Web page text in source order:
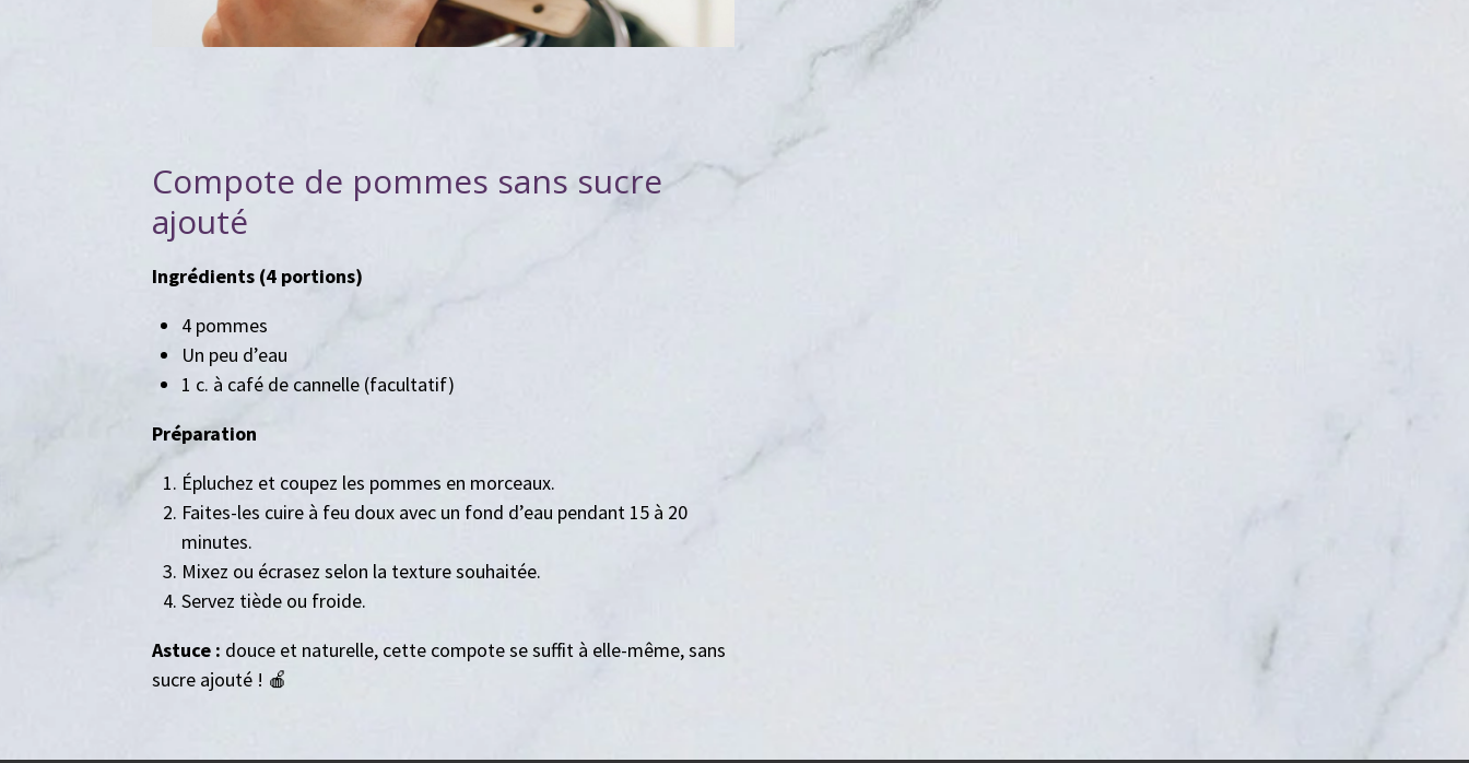
Compote de pommes sans sucre
ajouté
Ingrédients (4 portions)
4 pommes
Un peu d’eau
1 c. à café de cannelle (facultatif)
Préparation
Épluchez et coupez les pommes en morceaux.
Faites-les cuire à feu doux avec un fond d’eau pendant 15 à 20
minutes.
Mixez ou écrasez selon la texture souhaitée.
Servez tiède ou froide.
Astuce : douce et naturelle, cette compote se suffit à elle-même, sans
sucre ajouté ! 🍎